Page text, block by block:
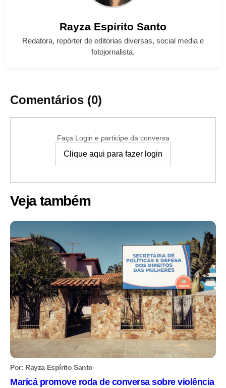
Rayza Espírito Santo
Redatora, repórter de editorias diversas, social media e
fotojornalista.
Comentários (0)
Faça Login e participe da conversa
Clique aqui para fazer login
Veja também
Por: Rayza Espírito Santo
Maricá promove roda de conversa sobre violência